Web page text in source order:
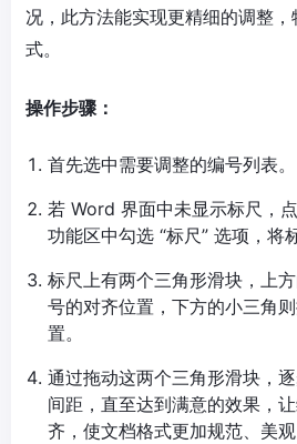
况，此方法能实现更精细的调整
式。
操作步骤：
首先选中需要调整的编号列表。
若 Word 界面中未显示标尺，
功能区中勾选 “标尺” 选项，将
标尺上有两个三角形滑块，上
号的对齐位置，下方的小三角
置。
通过拖动这两个三角形滑块，
间距，直至达到满意的效果，
齐，使文档格式更加规范、美观